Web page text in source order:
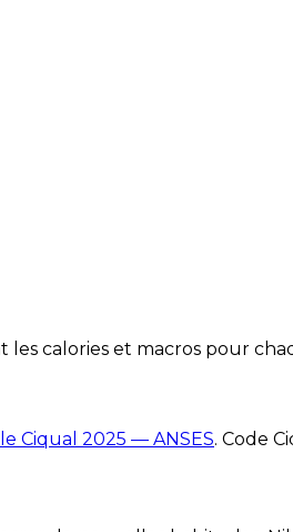
calories et macros pour
Ciqual 2025 — ANSES. Code